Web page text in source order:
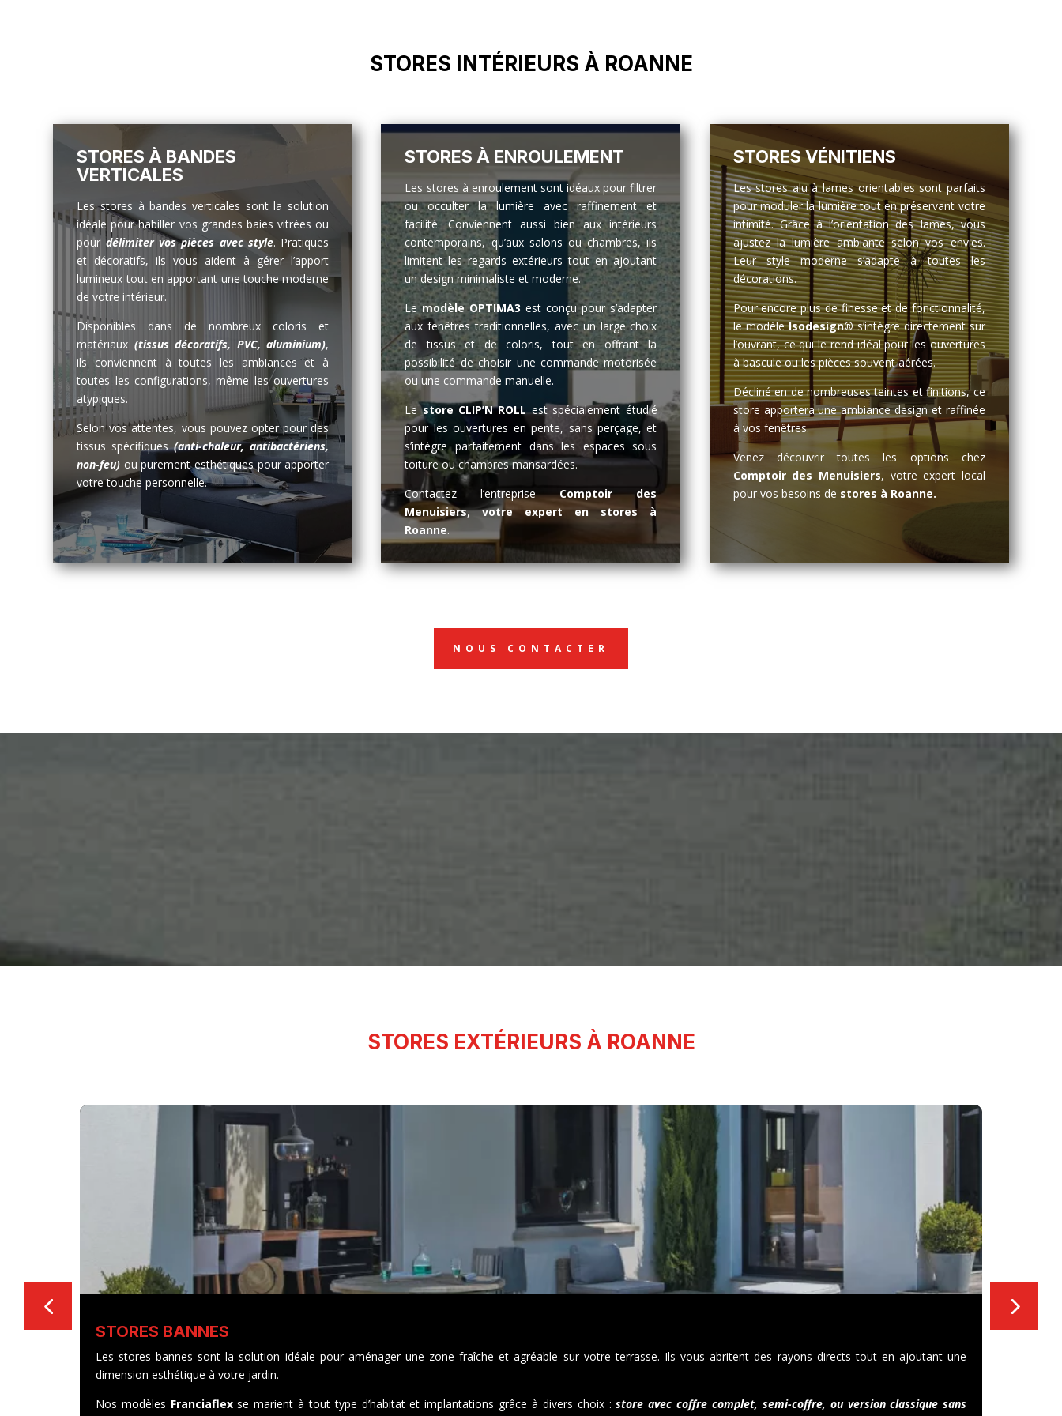
STORES INTÉRIEURS À ROANNE
STORES À BANDES
VERTICALES
Les stores à bandes verticales sont la solution
idéale pour habiller vos grandes baies vitrées ou
pour délimiter vos pièces avec style. Pratiques
et décoratifs, ils vous aident à gérer l’apport
lumineux tout en apportant une touche moderne
de votre intérieur.
Disponibles dans de nombreux coloris et
matériaux (tissus décoratifs, PVC, aluminium),
ils conviennent à toutes les ambiances et à
toutes les configurations, même les ouvertures
atypiques.
Selon vos attentes, vous pouvez opter pour des
tissus spécifiques(anti-chaleur, antibactériens,
non-feu) ou purement esthétiques pour apporter
votre touche personnelle.
STORES À ENROULEMENT
Les stores à enroulement sont idéaux pour filtrer
ou occulter la lumière avec raffinement et
facilité. Conviennent aussi bien aux intérieurs
contemporains, qu’aux salons ou chambres, ils
limitent les regards extérieurs tout en ajoutant
un design minimaliste et moderne.
Lemodèle OPTIMA3 est conçu pour s’adapter
aux fenêtres traditionnelles, avec un large choix
de tissus et de coloris, tout en offrant la
possibilité de choisir une commande motorisée
ou une commande manuelle.
Lestore CLIP’N ROLLest spécialement étudié
pour les ouvertures en pente, sans perçage, et
s’intègre parfaitement dans les espaces sous
toiture ou chambres mansardées.
Contactez l’entrepriseComptoir des
Menuisiers,votre expert en stores à
Roanne.
STORES VÉNITIENS
Les stores alu à lames orientables sont parfaits
pour moduler la lumière tout en préservant votre
intimité. Grâce à l’orientation des lames, vous
ajustez la lumière ambiante selon vos envies.
Leur style moderne s’adapte à toutes les
décorations.
Pour encore plus de finesse et de fonctionnalité,
le modèleIsodesign®s’intègre directement sur
l’ouvrant, ce qui le rend idéal pour les ouvertures
à bascule ou les pièces souvent aérées.
Décliné en de nombreuses teintes et finitions, ce
store apportera une ambiance design et raffinée
à vos fenêtres.
Venez découvrir toutes les options chez
Comptoir des Menuisiers, votre expert local
pour vos besoins de stores à Roanne.
NOUS CONTACTER
STORES EXTÉRIEURS À ROANNE
STORES BANNES
Les stores bannes sont la solution idéale pour aménager une zone fraîche et agréable sur votre terrasse. Ils vous abritent des rayons directs tout en ajoutant une
dimension esthétique à votre jardin.
Nos modèles Franciaflexse marient à tout type d’habitat et implantations grâce à divers choix :store avec coffre complet, semi-coffre, ou version classique sans